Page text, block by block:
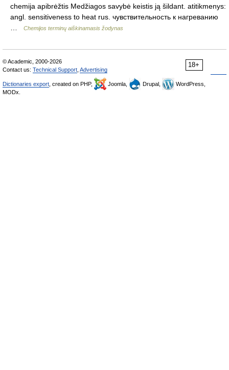
chemija apibrėžtis Medžiagos savybė keistis ją šildant. atitikmenys:
angl. sensitiveness to heat rus. чувствительность к нагреванию
Chemijos terminų aiškinamasis žodynas
18+
© Academic, 2000-2026
Contact us: Technical Support Advertising
Dictionaries export , created on PHP, Joomla, Drupal,
WordPress,
MODx.